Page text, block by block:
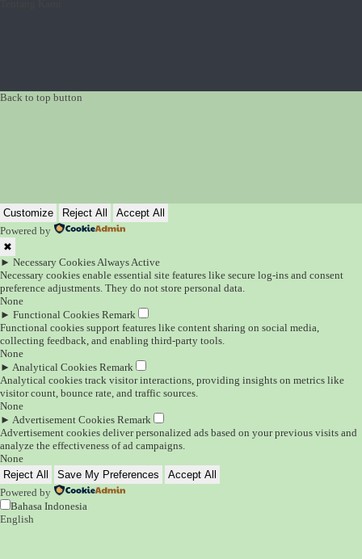
Back to top button
Customize Reject All
Accept All
Powered by
✖
► Necessary CookiesAlways Active
Necessary cookies enable essential site features like secure log-ins and consent
preference adjustments. They do not store personal data.
None
► Functional Cookies Remark
Functional cookies support features like content sharing on social media,
collecting feedback, and enabling third-party tools.
None
► Analytical Cookies Remark
Analytical cookies track visitor interactions, providing insights on metrics like
visitor count, bounce rate, and traffic sources.
None
► Advertisement Cookies Remark
Advertisement cookies deliver personalized ads based on your previous visits and
analyze the effectiveness of ad campaigns.
None
Reject All
Save My Preferences
Accept All
Powered by
Bahasa Indonesia
English